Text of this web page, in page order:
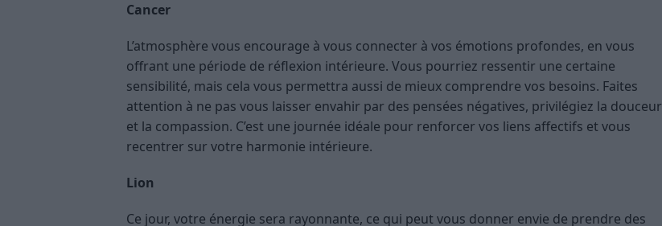
Cancer
L’atmosphère vous encourage à vous connecter à vos émotions profondes, en vous
offrant une période de réflexion intérieure. Vous pourriez ressentir une certaine
sensibilité, mais cela vous permettra aussi de mieux comprendre vos besoins. Faites
attention à ne pas vous laisser envahir par des pensées négatives, privilégiez la douceur
et la compassion. C’est une journée idéale pour renforcer vos liens affectifs et vous
recentrer sur votre harmonie intérieure.
Lion
Ce jour, votre énergie sera rayonnante, ce qui peut vous donner envie de prendre des